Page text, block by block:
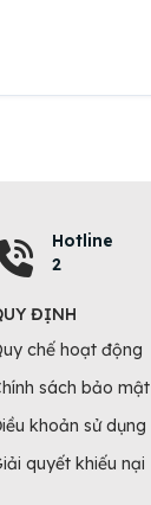
Hotline
2
ĐỊNH
chế hoạt động
sách bảo mật
khoản sử dụng
quyết khiếu nại